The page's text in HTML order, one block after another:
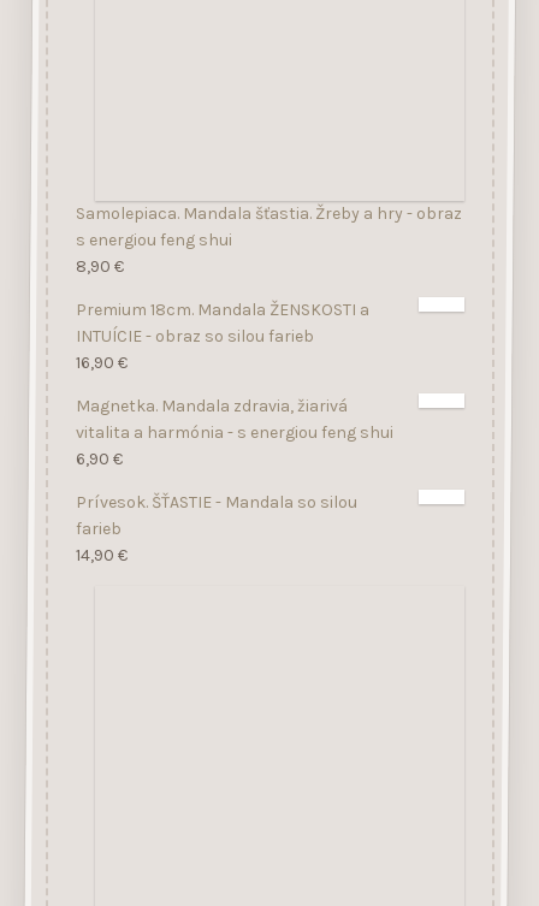
Samolepiaca. Mandala šťastia. Žreby a hry - obraz
s energiou feng shui
8,90 €
Premium 18cm. Mandala ŽENSKOSTI a
INTUÍCIE - obraz so silou farieb
16,90 €
Magnetka. Mandala zdravia, žiarivá
vitalita a harmónia - s energiou feng shui
6,90 €
Prívesok. ŠŤASTIE - Mandala so silou
farieb
14,90 €